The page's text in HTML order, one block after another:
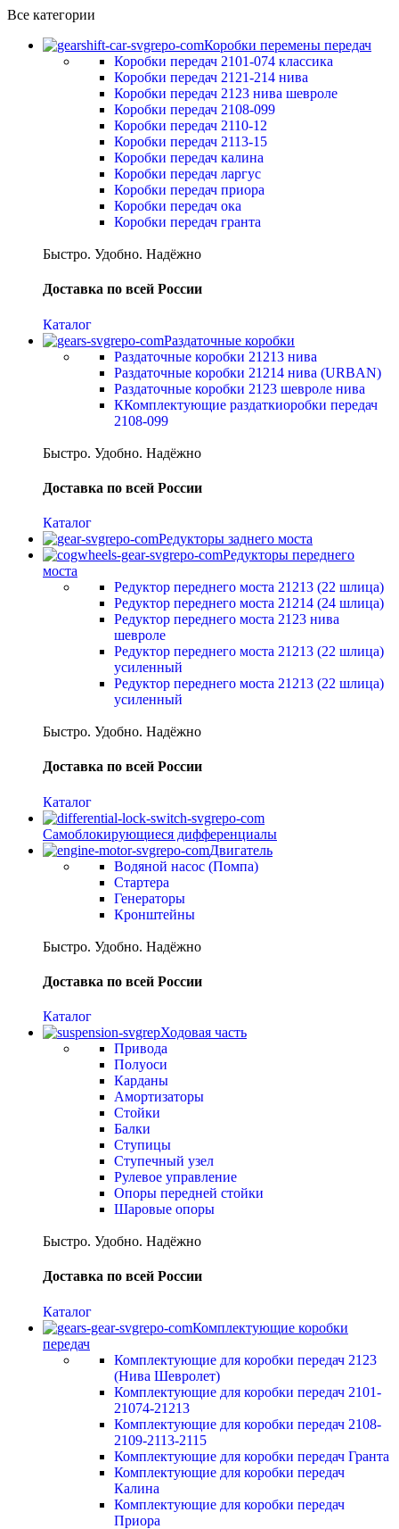
Все категории
Коробки перемены передач
Коробки передач 2101-074 классика
Коробки передач 2121-214 нива
Коробки передач 2123 нива шевроле
Коробки передач 2108-099
Коробки передач 2110-12
Коробки передач 2113-15
Коробки передач калина
Коробки передач ларгус
Коробки передач приора
Коробки передач ока
Коробки передач гранта
Быстро. Удобно. Надёжно
Доставка по всей России
Каталог
Раздаточные коробки
Раздаточные коробки 21213 нива
Раздаточные коробки 21214 нива (URBAN)
Раздаточные коробки 2123 шевроле нива
ККомплектующие раздаткиоробки передач
2108-099
Быстро. Удобно. Надёжно
Доставка по всей России
Каталог
Редукторы заднего моста
Редукторы переднего
моста
Редуктор переднего моста 21213 (22 шлица)
Редуктор переднего моста 21214 (24 шлица)
Редуктор переднего моста 2123 нива
шевроле
Редуктор переднего моста 21213 (22 шлица)
усиленный
Редуктор переднего моста 21213 (22 шлица)
усиленный
Быстро. Удобно. Надёжно
Доставка по всей России
Каталог
Самоблокирующиеся дифференциалы
Двигатель
Водяной насос (Помпа)
Стартера
Генераторы
Кронштейны
Быстро. Удобно. Надёжно
Доставка по всей России
Каталог
Ходовая часть
Привода
Полуоси
Карданы
Амортизаторы
Стойки
Балки
Ступицы
Ступечный узел
Рулевое управление
Опоры передней стойки
Шаровые опоры
Быстро. Удобно. Надёжно
Доставка по всей России
Каталог
Комплектующие коробки
передач
Комплектующие для коробки передач 2123
(Нива Шевролет)
Комплектующие для коробки передач 2101-
21074-21213
Комплектующие для коробки передач 2108-
2109-2113-2115
Комплектующие для коробки передач Гранта
Комплектующие для коробки передач
Калина
Комплектующие для коробки передач
Приора